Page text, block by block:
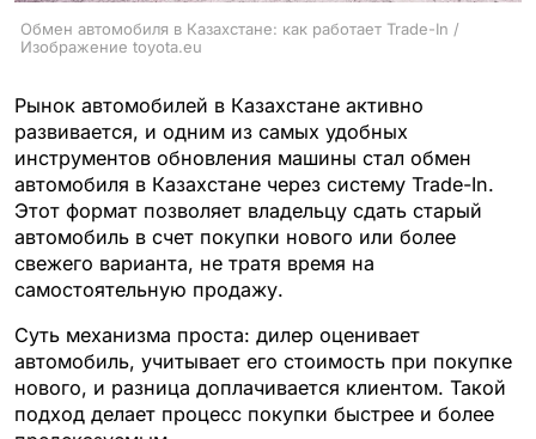
Обмен автомобиля в Казахстане: как работает Trade-In /
Изображение toyota.eu
Рынок автомобилей в Казахстане активно
развивается, и одним из самых удобных
инструментов обновления машины стал обмен
автомобиля в Казахстане через систему Trade-In.
Этот формат позволяет владельцу сдать старый
автомобиль в счет покупки нового или более
свежего варианта, не тратя время на
самостоятельную продажу.
Суть механизма проста: дилер оценивает
автомобиль, учитывает его стоимость при покупке
нового, и разница доплачивается клиентом. Такой
подход делает процесс покупки быстрее и более